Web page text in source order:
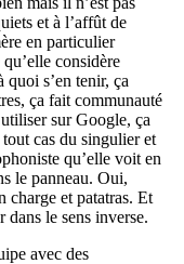
et à l’affût de
en particulier
considère
s’en tenir, ça
ça fait communauté
sur Google, ça
cas du singulier et
qu’elle voit en
le panneau. Oui,
charge et patatras. Et
dans le sens inverse.
avec des